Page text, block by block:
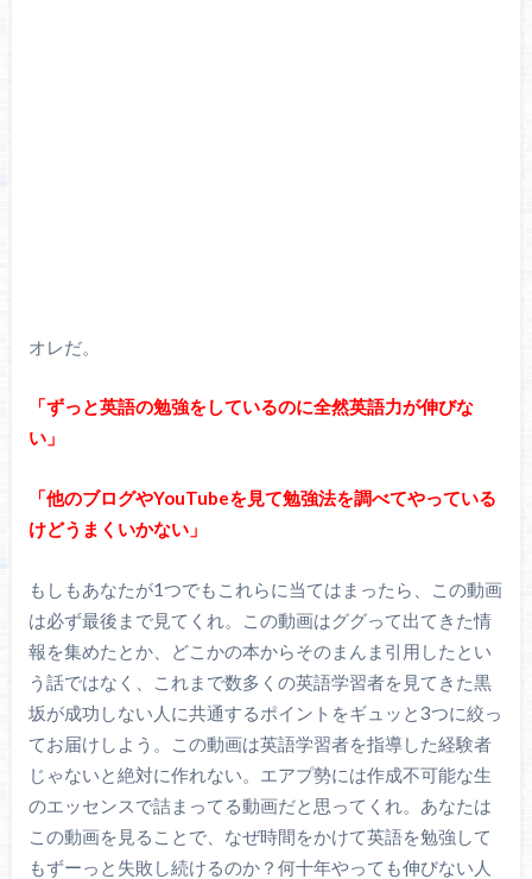
オレだ。
「ずっと英語の勉強をしているのに全然英語力が伸びな
い」
「他のブログやYouTubeを見て勉強法を調べてやっている
けどうまくいかない」
もしもあなたが1つでもこれらに当てはまったら、この動画
は必ず最後まで見てくれ。この動画はググって出てきた情
報を集めたとか、どこかの本からそのまんま引用したとい
う話ではなく、これまで数多くの英語学習者を見てきた黒
坂が成功しない人に共通するポイントをギュッと3つに絞っ
てお届けしよう。この動画は英語学習者を指導した経験者
じゃないと絶対に作れない。エアプ勢には作成不可能な生
のエッセンスで詰まってる動画だと思ってくれ。あなたは
この動画を見ることで、なぜ時間をかけて英語を勉強して
もずーっと失敗し続けるのか？何十年やっても伸びない人